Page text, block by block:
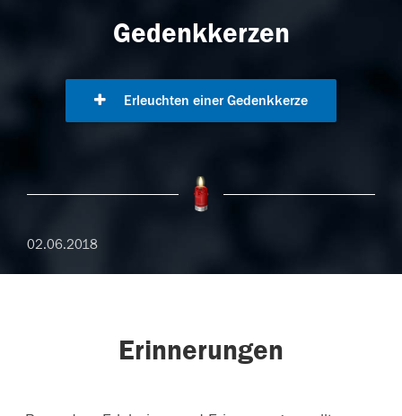
Gedenkkerzen
Erleuchten einer Gedenkkerze
02.06.2018
Erinnerungen